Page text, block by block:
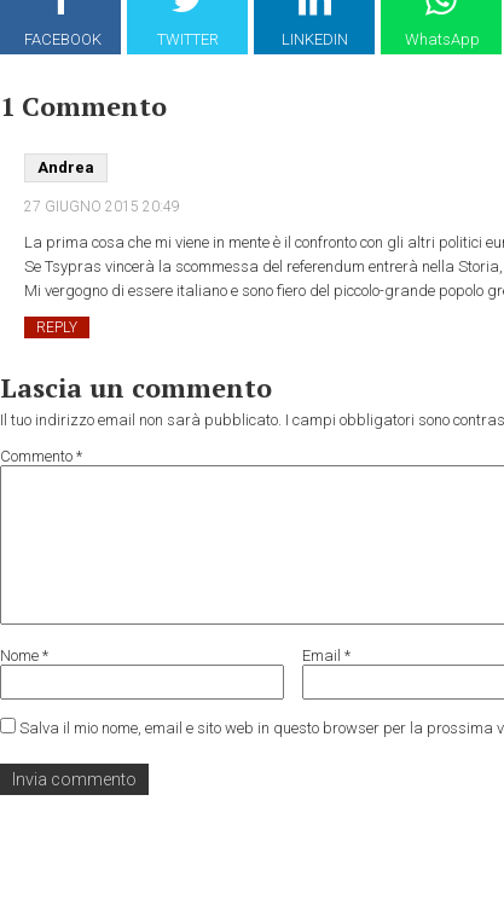
FACEBOOK TWITTER LINKEDIN WhatsApp
1 Commento
Andrea
27 GIUGNO 2015 20:49
La prima cosa che mi viene in mente è il confronto con gli altri politici
Se Tsypras vincerà la scommessa del referendum entrerà nella
Mi vergogno di essere italiano e sono fiero del piccolo-grande popolo
REPLY
Lascia un commento
Il tuo indirizzo email non sarà pubblicato. I campi obbligatori sono
Commento *
Nome * Email *
Salva il mio nome, email e sito web in questo browser per la prossima